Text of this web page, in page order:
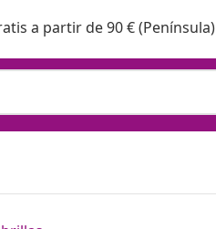
a partir de 90 € (Península)